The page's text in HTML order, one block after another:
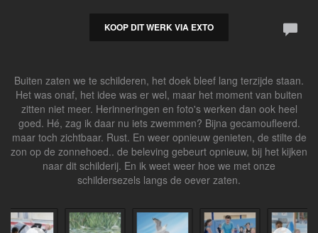
KOOP DIT WERK VIA EXTO
Buiten zaten we te schilderen, het doek bleef lang terzijde staan.
Het was onaf, het idee was er wel, maar het moment van buiten
zitten niet meer. Herinneringen en foto's werken dan ook heel
goed. Hé, zag ik daar nu iets zwemmen? Bijna gecamoufleerd.
maar toch zichtbaar. Rust. En weer opnieuw genieten, de stilte de
zon op de zonnehoed.. de beleving gebeurt opnieuw, bij het kijken
naar dit schilderij. En ik weet weer hoe we met onze
schildersezels langs de oever zaten.